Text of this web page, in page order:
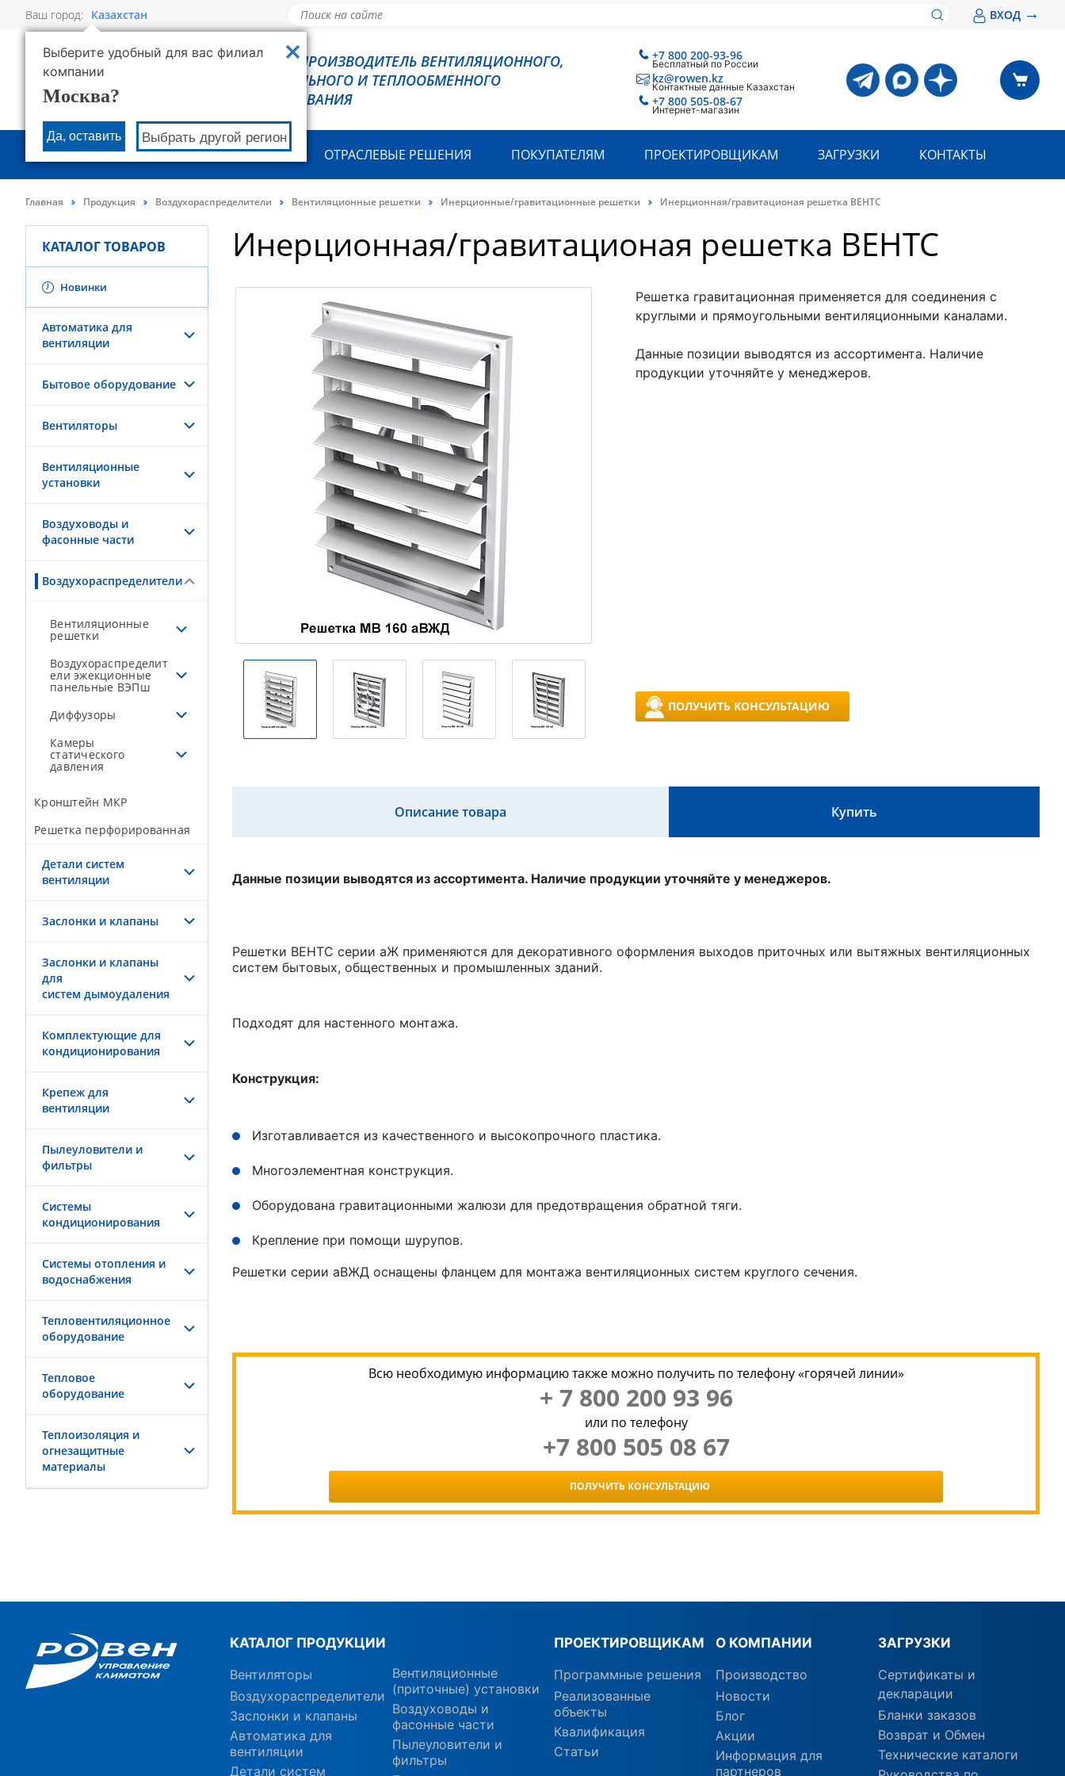
Ваш город: Казахстан
Выберите удобный для вас филиал
компании
Москва?
Да, оставить Выбрать другой регион
ВХОД →
РОВЕН - ПРОИЗВОДИТЕЛЬ ВЕНТИЛЯЦИОННОГО,
ХОЛОДИЛЬНОГО И ТЕПЛООБМЕННОГО
ОБОРУДОВАНИЯ
+7 800 200-93-96
Бесплатный по России
+7 800 505-08-67
Интернет-магазин
kz@rowen.kz
Контактные данные Казахстан
О КОМПАНИИ ПРОДУКЦИЯ ОТРАСЛЕВЫЕ РЕШЕНИЯ ПОКУПАТЕЛЯМ ПРОЕКТИРОВЩИКАМ ЗАГРУЗКИ КОНТАКТЫ
Главная Продукция Воздухораспределители Вентиляционные решетки Инерционные/гравитационные решетки Инерционная/гравитационая решетка ВЕНТС
КАТАЛОГ ТОВАРОВ
Новинки
Автоматика для
вентиляции
Бытовое оборудование
Вентиляторы
Вентиляционные
установки
Воздуховоды и
фасонные части
Воздухораспределители
Вентиляционные
решетки
Воздухораспределит
ели эжекционные
панельные ВЭПш
Диффузоры
Камеры
статического
давления
Кронштейн МКР
Решетка перфорированная
Детали систем
вентиляции
Заслонки и клапаны
Заслонки и клапаны
для
систем дымоудаления
Комплектующие для
кондиционирования
Крепеж для
вентиляции
Пылеуловители и
фильтры
Системы
кондиционирования
Системы отопления и
водоснабжения
Тепловентиляционное
оборудование
Тепловое
оборудование
Теплоизоляция и
огнезащитные
материалы
Инерционная/гравитационая решетка ВЕНТС
Решетка гравитационная применяется для соединения с
круглыми и прямоугольными вентиляционными каналами.
Данные позиции выводятся из ассортимента. Наличие
продукции уточняйте у менеджеров.
ПОЛУЧИТЬ КОНСУЛЬТАЦИЮ
Описание товара Купить
Данные позиции выводятся из ассортимента. Наличие продукции уточняйте у менеджеров.
Решетки ВЕНТС серии аЖ применяются для декоративного оформления выходов приточных или вытяжных вентиляционных
систем бытовых, общественных и промышленных зданий.
Подходят для настенного монтажа.
Конструкция:
Изготавливается из качественного и высокопрочного пластика.
Многоэлементная конструкция.
Оборудована гравитационными жалюзи для предотвращения обратной тяги.
Крепление при помощи шурупов.
Решетки серии аВЖД оснащены фланцем для монтажа вентиляционных систем круглого сечения.
Всю необходимую информацию также можно получить по телефону «горячей линии»
+ 7 800 200 93 96
или по телефону
+7 800 505 08 67
ПОЛУЧИТЬ КОНСУЛЬТАЦИЮ
КАТАЛОГ ПРОДУКЦИИ
Вентиляторы
Воздухораспределители
Заслонки и клапаны
Автоматика для
вентиляции
Детали систем
Вентиляционные
(приточные) установки
Воздуховоды и
фасонные части
Пылеуловители и
фильтры
ПРОЕКТИРОВЩИКАМ
Программные решения
Реализованные
объекты
Квалификация
Статьи
О КОМПАНИИ
Производство
Новости
Блог
Акции
Информация для
партнеров
ЗАГРУЗКИ
Сертификаты и
декларации
Бланки заказов
Возврат и Обмен
Технические каталоги